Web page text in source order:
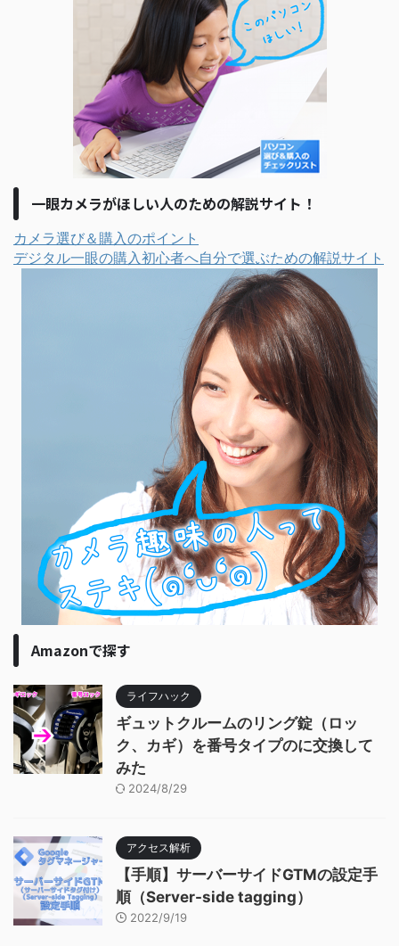
一眼カメラがほしい人のための解説サイト！
カメラ選び＆購入のポイント
デジタル一眼の購入初心者へ自分で選ぶための解説サイト
Amazonで探す
ライフハック
ギュットクルームのリング錠（ロッ
ク、カギ）を番号タイプのに交換して
みた
2024/8/29
アクセス解析
【手順】サーバーサイドGTMの設定手
順（Server-side tagging）
2022/9/19